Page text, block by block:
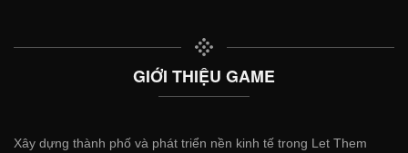
GIỚI THIỆU GAME
Xây dựng thành phố và phát triển nền kinh tế trong Let Them